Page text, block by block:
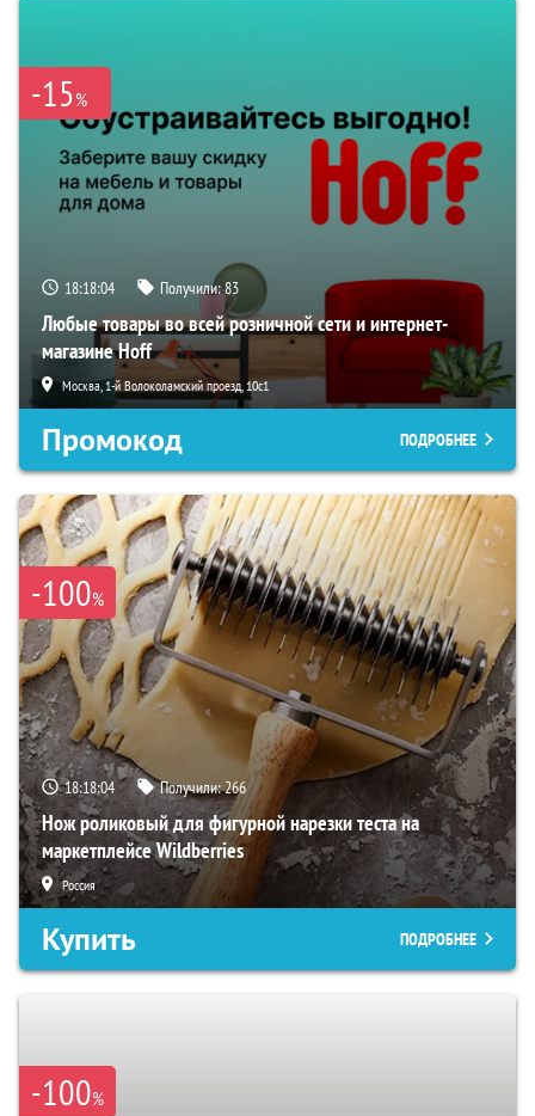
-15%
18:18:03 Получили:83
Любые товары во всей розничной сети и интернет-
магазине Hoff
Москва, 1-й Волоколамский проезд, 10с1
Промокод ПОДРОБНЕЕ
-100%
18:18:03 Получили:266
Нож роликовый для фигурной нарезки теста на
маркетплейсе Wildberries
Россия
Купить ПОДРОБНЕЕ
-100%